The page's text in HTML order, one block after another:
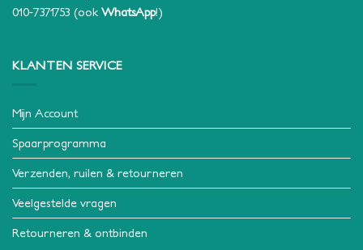
010-7371753 (ook WhatsApp!)
KLANTEN SERVICE
Mijn Account
Spaarprogramma
Verzenden, ruilen & retourneren
Veelgestelde vragen
Retourneren & ontbinden